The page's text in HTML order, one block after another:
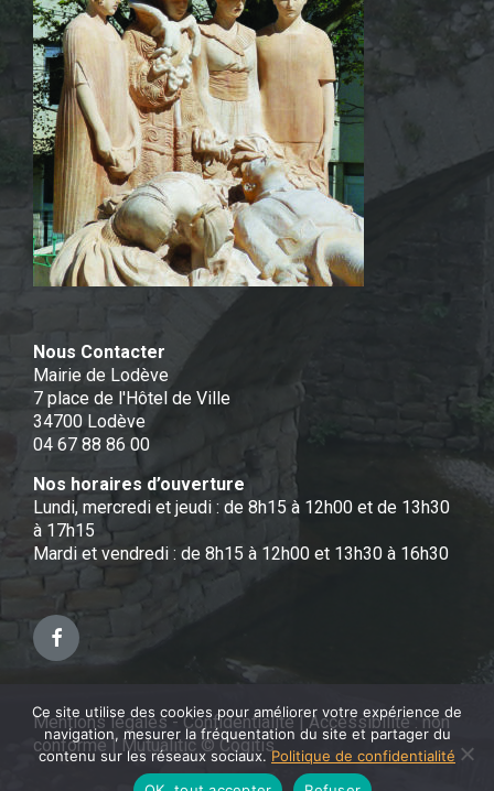
Nous Contacter
Mairie de Lodève
7 place de l'Hôtel de Ville
34700 Lodève
04 67 88 86 00
Nos horaires d’ouverture
Lundi, mercredi et jeudi : de 8h15 à 12h00 et de 13h30
à 17h15
Mardi et vendredi : de 8h15 à 12h00 et 13h30 à 16h30
Facebook
Mentions légales - Confidentialité|Accessibilité : non
conforme| Mutualitic © Cogitis
Ce site utilise des cookies pour améliorer votre expérience de
navigation, mesurer la fréquentation du site et partager du
contenu sur les réseaux sociaux.Politique de confidentialité